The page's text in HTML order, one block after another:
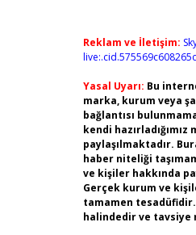
Reklam ve İletişim:
Yasal Uyarı: Bu
marka, kurum veya
bağlantısı
kendi
paylaşılmaktadır.
haber niteliği
ve kişiler hakkında
Gerçek kurum ve
tamamen
halindedir ve tavsiye